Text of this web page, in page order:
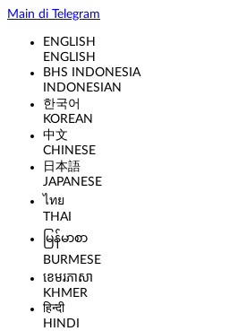
fa***1 Telah Melakukan WD
Main di Telegram
ENGLISH
ENGLISH
BHS INDONESIA
INDONESIAN
한국어
KOREAN
中文
CHINESE
日本語
JAPANESE
ไทย
THAI
မြန်မာစာ
BURMESE
ខេមរភាសា
KHMER
हिन्दी
HINDI